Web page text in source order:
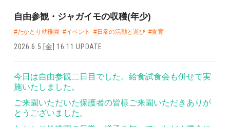
自由参観・ジャガイモの収穫(年少)
#たかとり幼稚園 #イベント #日常の活動と遊び #食育
2026.6.5 [金] 16:11 UPDATE
今日は自由参観二日目でした。給食試食会も併せて実
施いたしました。
ご来園いただいた保護者の皆様ご来園いただきありが
とうございました。